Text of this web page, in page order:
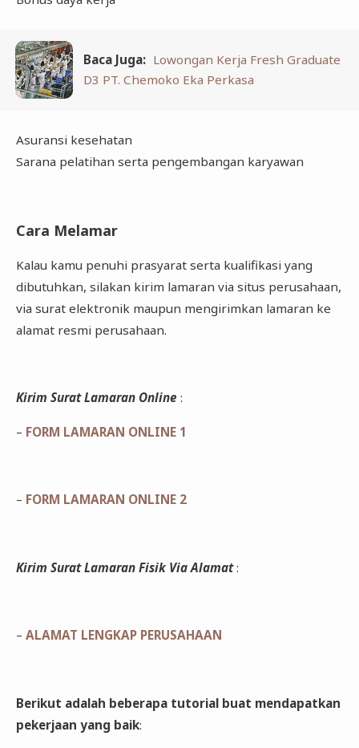
Baca Juga: Lowongan Kerja Fresh Graduate
D3 PT. Chemoko Eka Perkasa
Asuransi kesehatan
Sarana pelatihan serta pengembangan karyawan
Cara Melamar
Kalau kamu penuhi prasyarat serta kualifikasi yang
dibutuhkan, silakan kirim lamaran via situs perusahaan,
via surat elektronik maupun mengirimkan lamaran ke
alamat resmi perusahaan.
Kirim Surat Lamaran Online :
– FORM LAMARAN ONLINE 1
– FORM LAMARAN ONLINE 2
Kirim Surat Lamaran Fisik Via Alamat:
– ALAMAT LENGKAP PERUSAHAAN
Berikut adalah beberapa tutorial buat mendapatkan
pekerjaan yang baik: